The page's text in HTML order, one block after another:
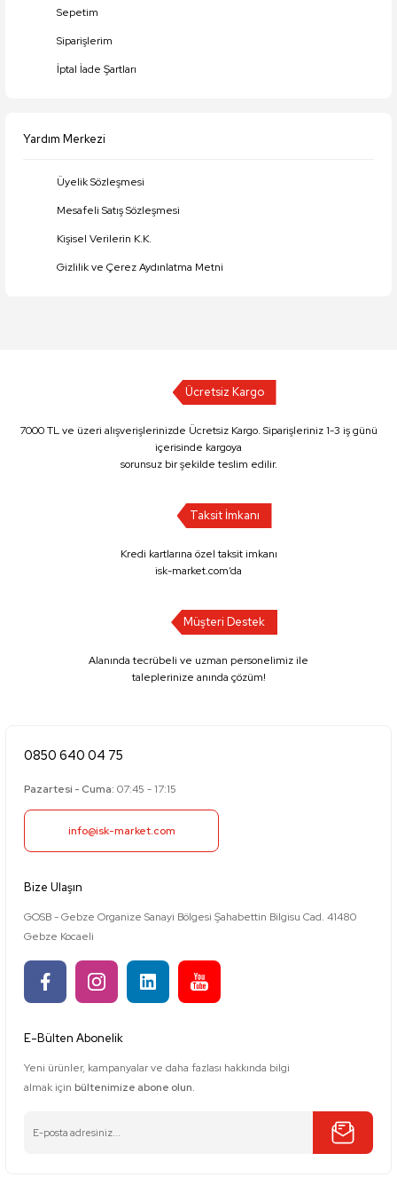
Sepetim
Siparişlerim
İptal İade Şartları
Yardım Merkezi
Üyelik Sözleşmesi
Mesafeli Satış Sözleşmesi
Kişisel Verilerin K.K.
Gizlilik ve Çerez Aydınlatma Metni
Ücretsiz Kargo
7000 TL ve üzeri alışverişlerinizde Ücretsiz Kargo. Siparişleriniz 1-3 iş günü
içerisinde kargoya
sorunsuz bir şekilde teslim edilir.
Taksit İmkanı
Kredi kartlarına özel taksit imkanı
isk-market.com’da
Müşteri Destek
Alanında tecrübeli ve uzman personelimiz ile
taleplerinize anında çözüm!
0850 640 04 75
Pazartesi - Cuma: 07:45 - 17:15
info@isk-market.com
Bize Ulaşın
GOSB - Gebze Organize Sanayi Bölgesi Şahabettin Bilgisu Cad. 41480
Gebze Kocaeli
E-Bülten Abonelik
Yeni ürünler, kampanyalar ve daha fazlası hakkında bilgi
almak için bültenimize abone olun.